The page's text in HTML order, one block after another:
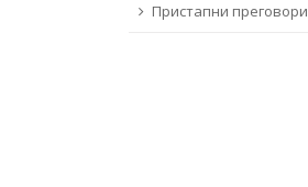
Пристапни преговори